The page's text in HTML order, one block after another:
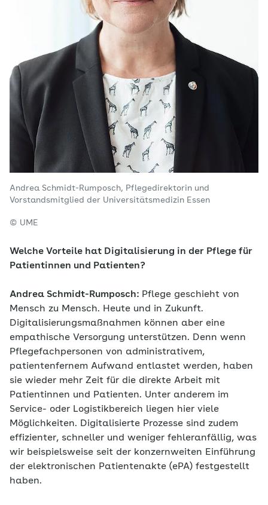
Andrea Schmidt-Rumposch, Pflegedirektorin und
Vorstandsmitglied der Universitätsmedizin Essen
© UME
Welche Vorteile hat Digitalisierung in der Pflege für
Patientinnen und Patienten?
Andrea Schmidt-Rumposch: Pflege geschieht von
Mensch zu Mensch. Heute und in Zukunft.
Digitalisierungsmaßnahmen können aber eine
empathische Versorgung unterstützen. Denn wenn
Pflegefachpersonen von administrativem,
patientenfernem Aufwand entlastet werden, haben
sie wieder mehr Zeit für die direkte Arbeit mit
Patientinnen und Patienten. Unter anderem im
Service- oder Logistikbereich liegen hier viele
Möglichkeiten. Digitalisierte Prozesse sind zudem
effizienter, schneller und weniger fehleranfällig, was
wir beispielsweise seit der konzernweiten Einführung
der elektronischen Patientenakte (ePA) festgestellt
haben.